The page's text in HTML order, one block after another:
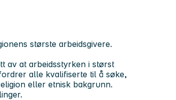
største arbeidsgivere.
av at arbeidsstyrken i størst
alle kvalifiserte til å søke,
eller etnisk bakgrunn.